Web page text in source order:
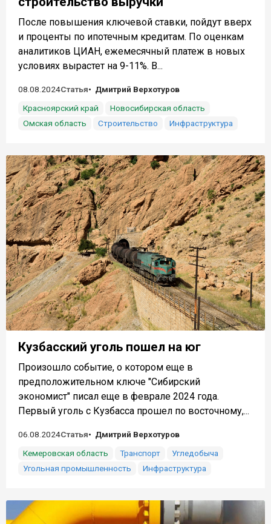
После повышения ключевой ставки, пойдут вверх
и проценты по ипотечным кредитам. По оценкам
аналитиков ЦИАН, ежемесячный платеж в новых
условиях вырастет на 9-11%. В...
08.08.2024Статья
Дмитрий Верхотуров
Красноярский край
Новосибирская область
Омская область
Строительство Инфраструктура
Кузбасский уголь пошел на юг
Произошло событие, о котором еще в
предположительном ключе "Сибирский
экономист" писал еще в феврале 2024 года.
Первый уголь с Кузбасса прошел по восточному,...
06.08.2024Статья
Дмитрий Верхотуров
Кемеровская область
Транспорт
Угледобыча
Угольная промышленность
Инфраструктура